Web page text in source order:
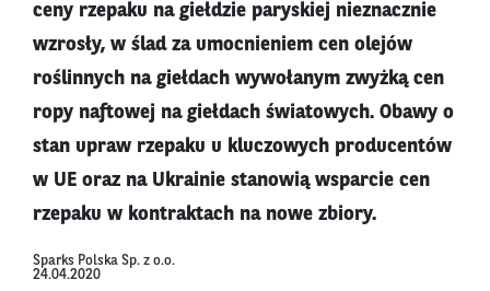
ceny rzepaku na giełdzie paryskiej nieznacznie
wzrosły, w ślad za umocnieniem cen olejów
roślinnych na giełdach wywołanym zwyżką cen
ropy naftowej na giełdach światowych. Obawy o
stan upraw rzepaku u kluczowych producentów
w UE oraz na Ukrainie stanowią wsparcie cen
rzepaku w kontraktach na nowe zbiory.
Sparks Polska Sp. z o.o.
24.04.2020